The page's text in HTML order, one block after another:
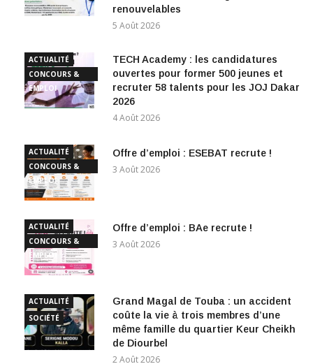
renouvelables
5 Août 2026
ACTUALITÉ
CONCOURS &
EMPLOI
TECH Academy : les candidatures
ouvertes pour former 500 jeunes et
recruter 58 talents pour les JOJ Dakar
2026
4 Août 2026
ACTUALITÉ
CONCOURS &
EMPLOI
Offre d’emploi : ESEBAT recrute !
3 Août 2026
ACTUALITÉ
CONCOURS &
EMPLOI
Offre d’emploi : BAe recrute !
3 Août 2026
ACTUALITÉ
SOCIÉTÉ
Grand Magal de Touba : un accident
coûte la vie à trois membres d’une
même famille du quartier Keur Cheikh
de Diourbel
2 Août 2026